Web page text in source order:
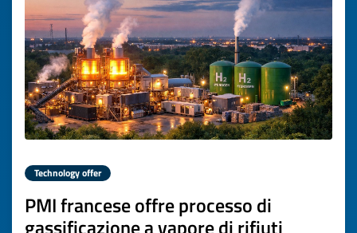
Technology offer
PMI francese offre processo di